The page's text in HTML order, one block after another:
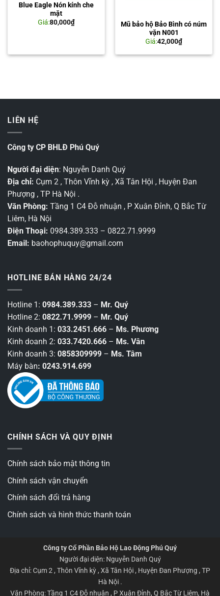
Blue Eagle Nón kính che
mặt
Giá:80,000₫
Mũ bảo hộ Bảo Bình có núm
vặn N001
Giá:42,000₫
LIÊN HỆ
Công ty CP BHLĐ Phú Quý
Người đại diện: Nguyễn Danh Quý
Địa chỉ: Cụm 2 , Thôn Vĩnh kỳ , Xã Tân Hội , Huyện Đan
Phượng , TP Hà Nội .
Văn Phòng: Tầng 1 C4 Đỗ nhuận , P Xuân Đỉnh, Q Bắc Từ
Liêm, Hà Nội
Điện Thoại: 0984.389.333 – 0822.71.9999
Email: baohophuquy@gmail.com
HOTLINE BÁN HÀNG 24/24
Hotline 1: 0984.389.333 – Mr. Quý
Hotline 2: 0822.71.9999 – Mr. Quý
Kinh doanh 1: 033.2451.666 – Ms. Phương
Kinh doanh 2: 033.7420.666 – Ms. Vân
Kinh doanh 3: 0858309999 – Ms. Tâm
Máy bàn: 0243.914.699
CHÍNH SÁCH VÀ QUY ĐỊNH
Chính sách bảo mật thông tin
Chính sách vận chuyển
Chính sách đổi trả hàng
Chính sách và hình thức thanh toán
Công ty Cổ Phần Bảo Hộ Lao Động Phú Quý
Người đại diện: Nguyễn Danh Quý
Địa chỉ: Cụm 2 , Thôn Vĩnh kỳ , Xã Tân Hội , Huyện Đan Phượng , TP
Hà Nội .
Văn Phòng: Tầng 1 C4 Đỗ nhuận , P Xuân Đỉnh, Q Bắc Từ Liêm, Hà